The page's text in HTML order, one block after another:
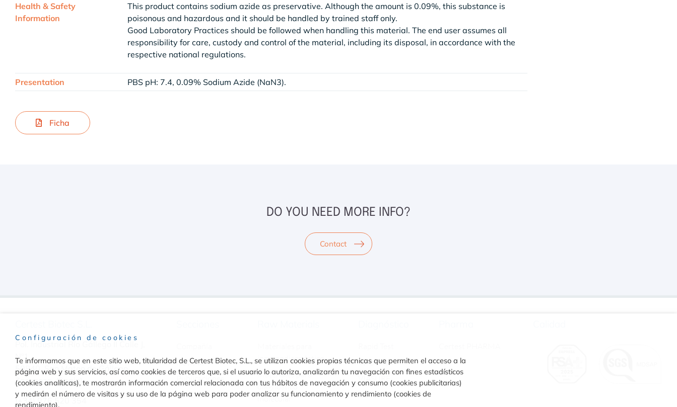
Health & Safety
Information
This product contains sodium azide as preservative. Although the amount is 0.09%, this substance is
poisonous and hazardous and it should be handled by trained staff only.
Good Laboratory Practices should be followed when handling this material. The end user assumes all
responsibility for care, custody and control of the material, including its disposal, in accordance with the
respective national regulations.
Presentation PBS pH: 7.4, 0.09% Sodium Azide (NaN3).
Ficha
DO YOU NEED MORE INFO?
Contact
Pol. Industrial Río Gállego II Calle J,
Nº1
50840, San Mateo de Gállego
Zaragoza, (Spain)
(+34) 976 520 354
Noticias
Publicaciones
Contacto
inmunodiagnóstico
Materiales para
diagnóstico
molecular
Turbilatex
VIASURE
CLIA
Configuración de cookies
Te informamos que en este sitio web, titularidad de Certest Biotec, S.L., se utilizan cookies propias técnicas que permiten el acceso a la
página web y sus servicios, así como cookies de terceros que, si el usuario lo autoriza, analizarán tu navegación con fines estadísticos
(cookies analíticas), te mostrarán información comercial relacionada con tus hábitos de navegación y consumo (cookies publicitarias)
y medirán el número de visitas y su uso de la página web para poder analizar su funcionamiento y rendimiento (cookies de
rendimiento).